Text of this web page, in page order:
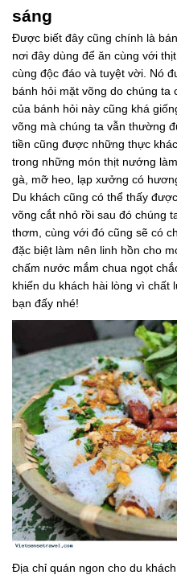
sáng
Được biết đây cũng chính là
nơi đây dùng để ăn cùng với
cùng độc đáo và tuyệt vời. Nó
bánh hỏi mặt võng do chúng
của bánh hỏi này cũng khá
võng mà chúng ta vẫn thường
tiền cũng được những thực
trong những món thịt nướng
gà, mỡ heo, lạp xưởng có
Du khách cũng có thể thấy
võng cắt nhỏ rồi sau đó chúng
thơm, cùng với đó cũng sẽ có
đặc biệt làm nên linh hồn cho
chấm nước mắm chua ngọt
khiến du khách hài lòng vì chất
bạn đấy nhé!
Địa chỉ quán ngon cho du